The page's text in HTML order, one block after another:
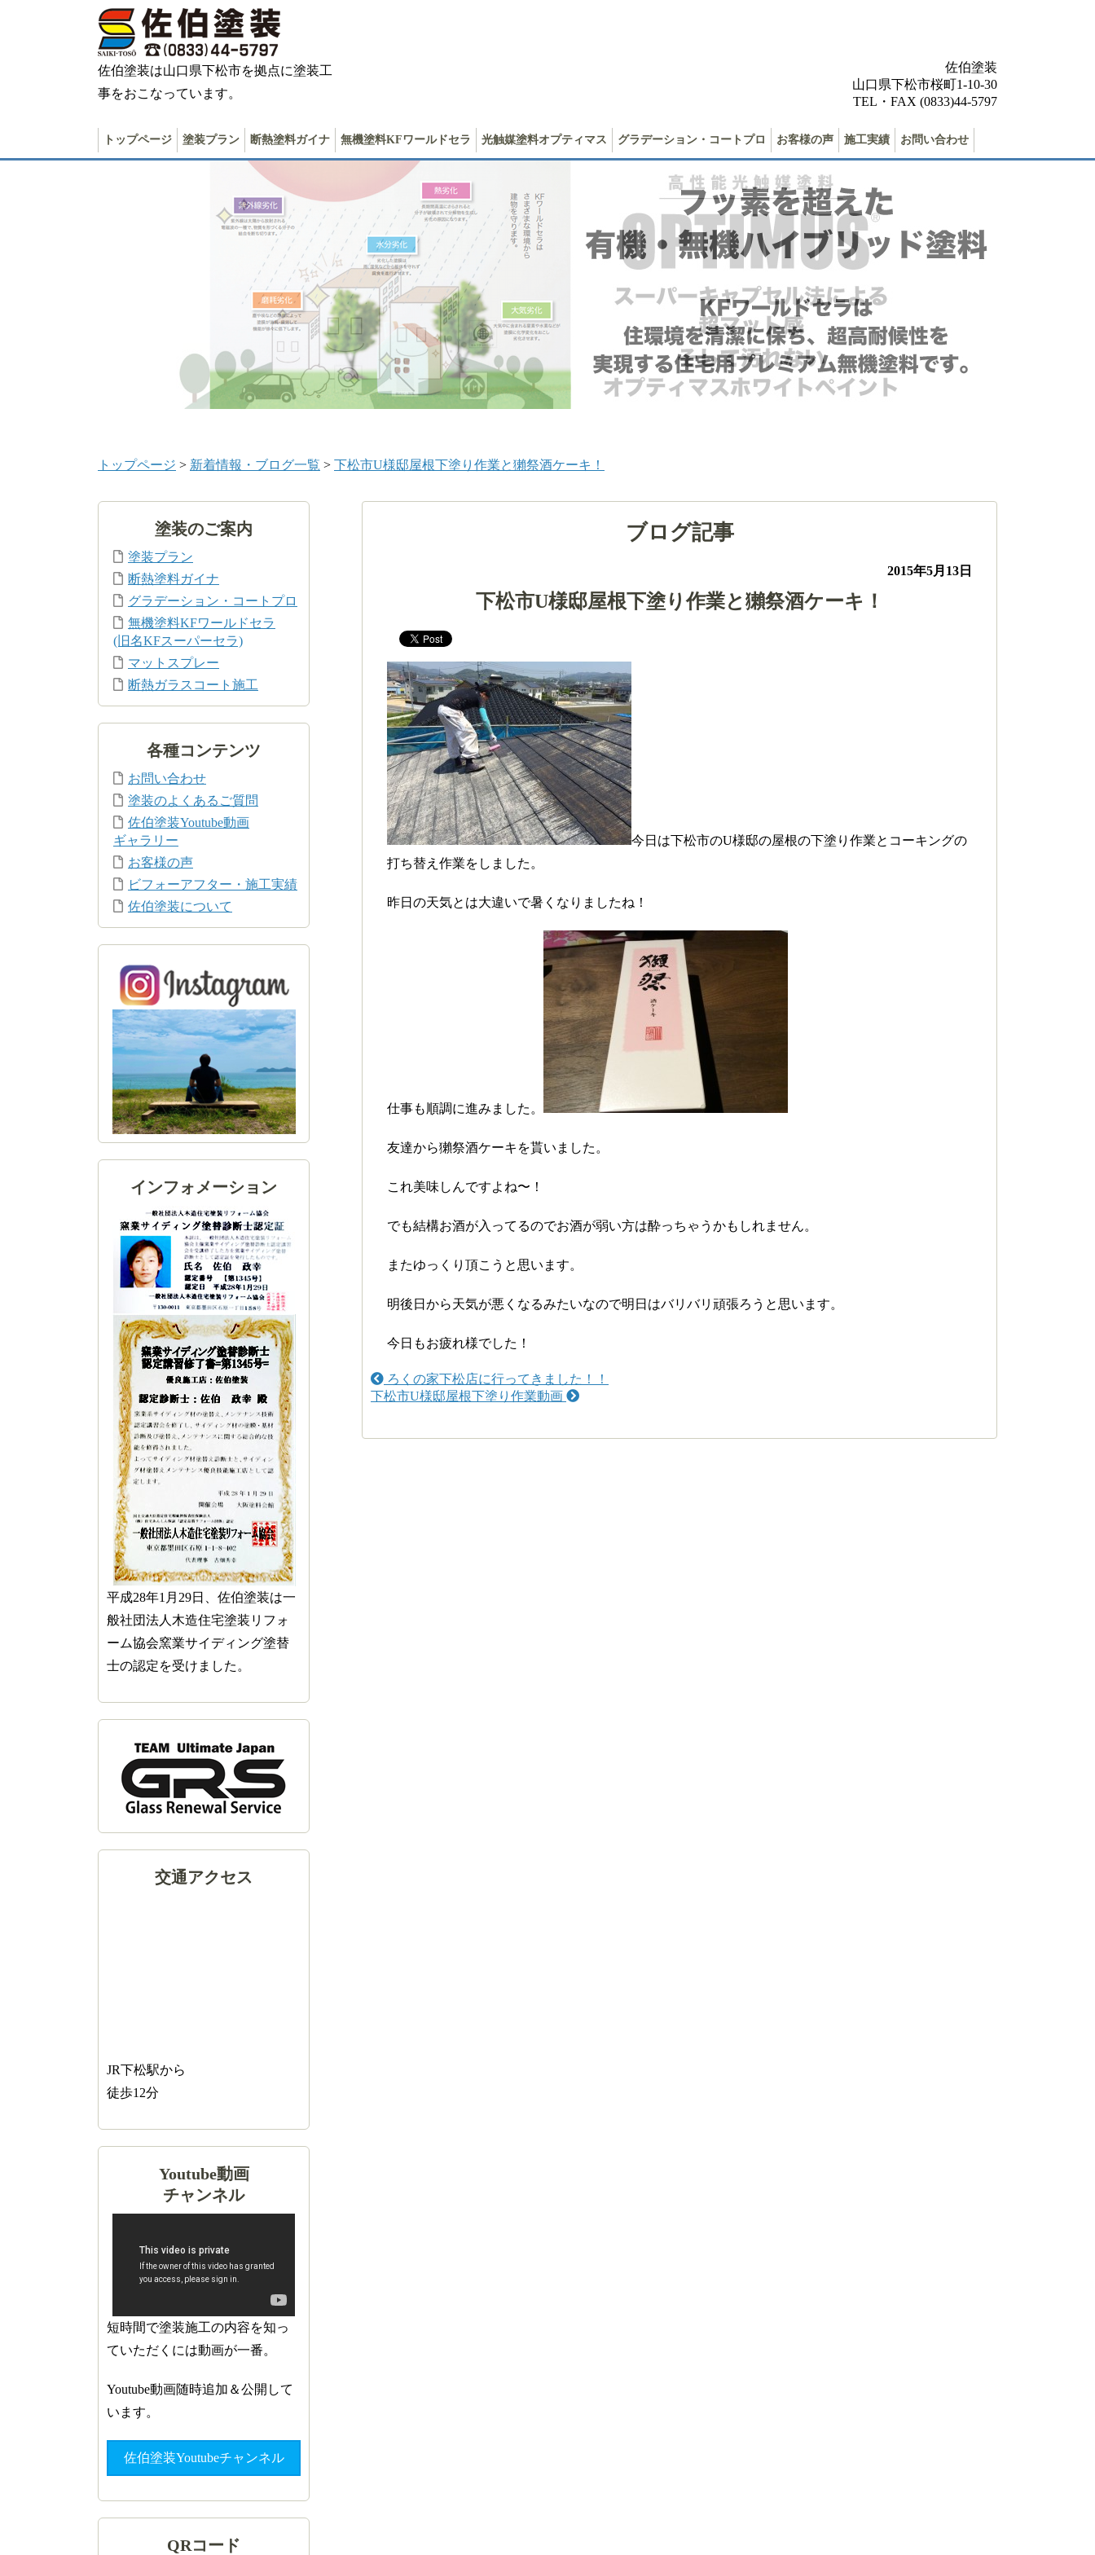
佐伯塗装は山口県下松市を拠点に塗装工
事をおこなっています。
佐伯塗装
山口県下松市桜町1-10-30
TEL・FAX (0833)44-5797
トップページ 塗装プラン 断熱塗料ガイナ 無機塗料KFワールドセラ 光触媒塗料オプティマス グラデーション・コートプロ お客様の声 施工実績 お問い合わせ
トップページ > 新着情報・ブログ一覧 > 下松市U様邸屋根下塗り作業と獺祭酒ケーキ！
ブログ記事
2015年5月13日
下松市U様邸屋根下塗り作業と獺祭酒ケーキ！
今日は下松市のU様邸の屋根の下塗り作業とコーキングの
打ち替え作業をしました。
昨日の天気とは大違いで暑くなりましたね！
仕事も順調に進みました。
友達から獺祭酒ケーキを貰いました。
これ美味しんですよね〜！
でも結構お酒が入ってるのでお酒が弱い方は酔っちゃうかもしれません。
またゆっくり頂こうと思います。
明後日から天気が悪くなるみたいなので明日はバリバリ頑張ろうと思います。
今日もお疲れ様でした！
ろくの家下松店に行ってきました！！
下松市U様邸屋根下塗り作業動画
塗装のご案内
塗装プラン
断熱塗料ガイナ
グラデーション・コートプロ
無機塗料KFワールドセラ
(旧名KFスーパーセラ)
マットスプレー
断熱ガラスコート施工
各種コンテンツ
お問い合わせ
塗装のよくあるご質問
佐伯塗装Youtube動画
ギャラリー
お客様の声
ビフォーアフター・施工実績
佐伯塗装について
インフォメーション
平成28年1月29日、佐伯塗装は一
般社団法人木造住宅塗装リフォ
ーム協会窯業サイディング塗替
士の認定を受けました。
交通アクセス
JR下松駅から
徒歩12分
Youtube動画
チャンネル
短時間で塗装施工の内容を知っ
ていただくには動画が一番。
Youtube動画随時追加＆公開して
います。
佐伯塗装Youtubeチャンネル
QRコード